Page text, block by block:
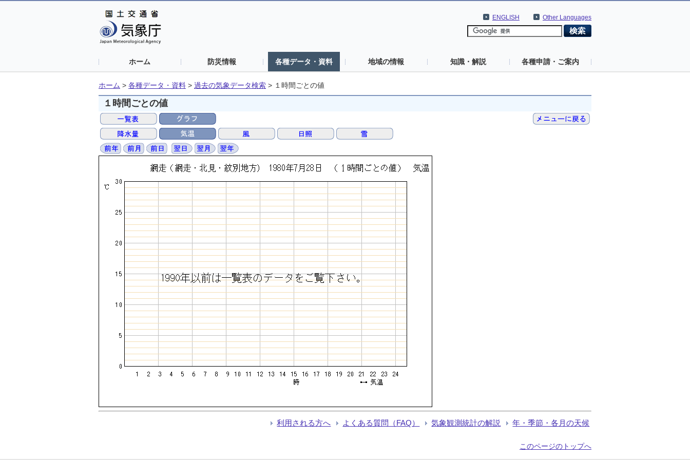
Other Languages
ENGLISH
ホーム 防災情報 各種データ・資料 地域の情報 知識・解説 各種申請・ご案内
ホーム > 各種データ・資料 > 過去の気象データ検索 > １時間ごとの値
１時間ごとの値
利用される方へ よくある質問（FAQ） 気象観測統計の解説 年・季節・各月の天候
このページのトップへ